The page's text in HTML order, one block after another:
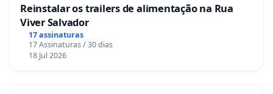
Reinstalar os trailers de alimentação na Rua
Viver Salvador
17 assinaturas
17 Assinaturas / 30 dias
18 Jul 2026